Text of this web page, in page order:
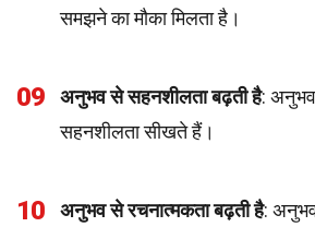
समझने का मौका मिलता है।
09 अनुभव से सहनशीलता बढ़ती है:
सहनशीलता सीखते हैं।
10 अनुभव से रचनात्मकता बढ़ती है: अनुभव